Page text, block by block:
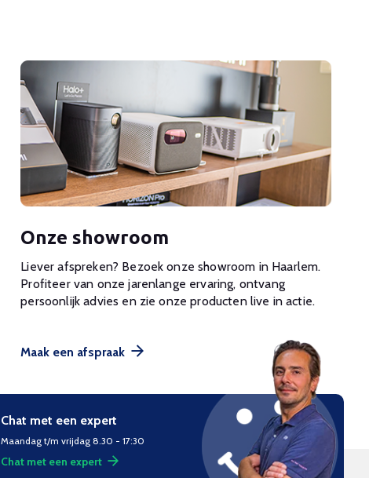
Onze showroom
Liever afspreken? Bezoek onze showroom in Haarlem.
Profiteer van onze jarenlange ervaring, ontvang
persoonlijk advies en zie onze producten live in actie.
Maak een afspraak
Chat met een expert
Maandag t/m vrijdag 8.30 - 17:30
Chat met een expert